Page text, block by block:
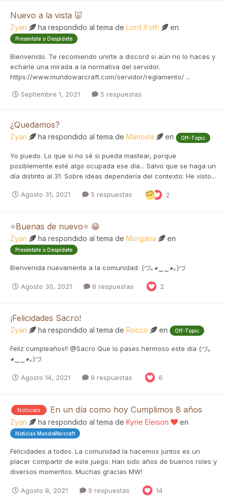
Nuevo a la vista 🐷
Zyan ha respondido al tema de Lord Xoth en
Preséntate o Despídete
Bienvenido. Te recomiendo unirte a discord si aún no lo haces y
echarle una mirada a la normativa del servidor.
https://www.mundowarcraft.com/servidor/reglamento/ ...
Septiembre 1, 2021 5 respuestas
¿Quedamos?
Zyan ha respondido al tema de Manosla en Off-Topic
Yo puedo. Lo que si no sé si pueda mastear, porque
posiblemente esté algo ocupada ese día... Salvo que se haga un
día distinto al 31. Sobre ideas dependería del contexto: He visto...
Agosto 31, 2021 5 respuestas 2
⭐Buenas de nuevo⭐ 😁
Zyan ha respondido al tema de Morgana en
Preséntate o Despídete
Bienvenida nuevamente a la comunidad. (づ｡◕‿‿◕｡)づ
Agosto 30, 2021 8 respuestas 2
¡Felicidades Sacro!
Zyan ha respondido al tema de Rocco en Off-Topic
Feliz cumpleaños!! @Sacro Que lo pases hermoso este día (づ｡
◕‿‿◕｡)づ
Agosto 14, 2021 9 respuestas 6
Noticias En un día como hoy Cumplimos 8 años
Zyan ha respondido al tema de Kyrie Eleison en
Noticias MundoWarcraft
Felicidades a todos. La comunidad la hacemos juntos es un
placer compartir de este juego. Han sido años de buenos roles y
diversos momentos. Muchas gracias MW!
Agosto 8, 2021 9 respuestas 14